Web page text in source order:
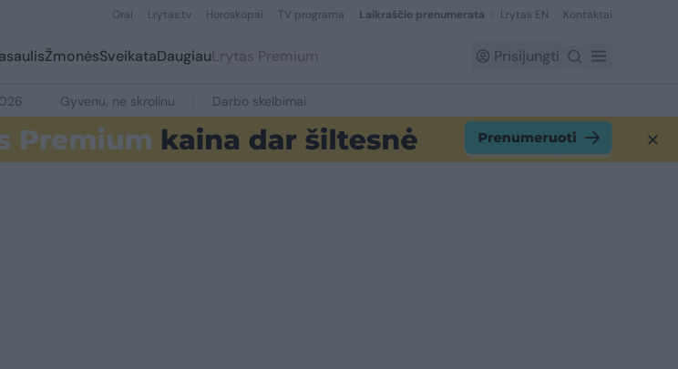
Orai Lrytas.tv Horoskopai TV programa Laikraščio prenumerata Lrytas EN Kontaktai
ŽmonėsSveikataDaugiauLrytas Premium Prisijungti
Gyvenu, ne skrolinu Darbo skelbimai